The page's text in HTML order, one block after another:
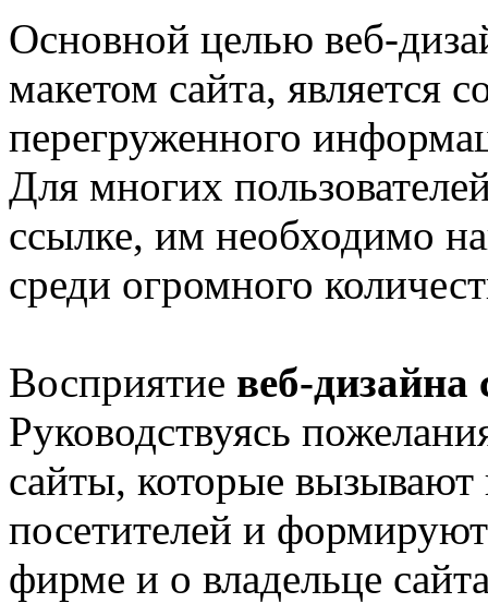
Основной целью веб-
макетом сайта, является
перегруженного
Для многих
ссылке, им необходимо
среди огромного
Восприятие веб-дизайна
Руководствуясь
сайты, которые
посетителей и
фирме и о владельце